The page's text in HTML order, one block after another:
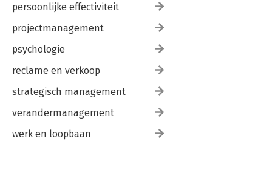
persoonlijke effectiviteit
projectmanagement
psychologie
reclame en verkoop
strategisch management
verandermanagement
werk en loopbaan